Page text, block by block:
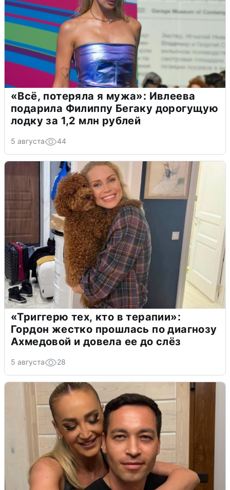
«Всё, потеряла я мужа»: Ивлеева
подарила Филиппу Бегаку дорогущую
лодку за 1,2 млн рублей
5 августа 44
«Триггерю тех, кто в терапии»:
Гордон жестко прошлась по диагнозу
Ахмедовой и довела ее до слёз
5 августа 28